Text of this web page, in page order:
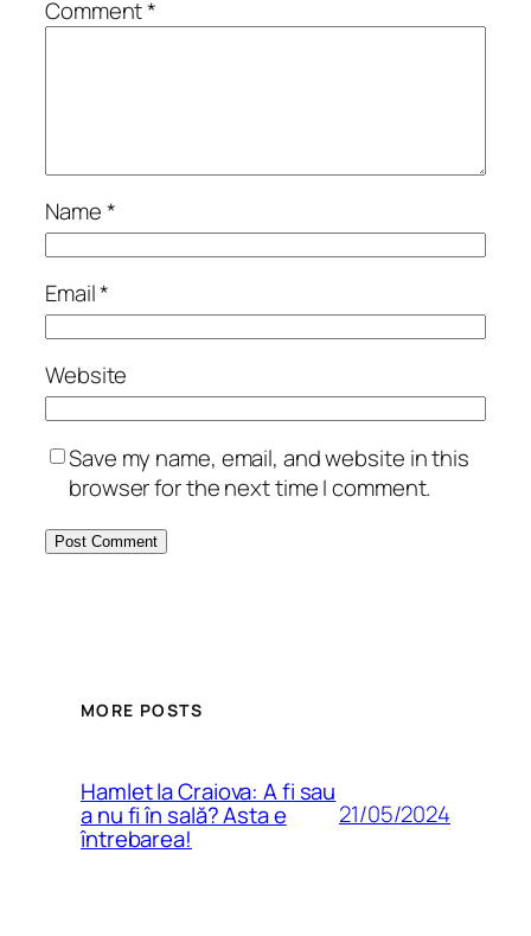
Comment*
Name*
Email*
Website
Save my name, email, and website in this
browser for the next time I comment.
MORE POSTS
Hamlet la Craiova: A fi sau
a nu fi în sală? Asta e
întrebarea!
21/05/2024